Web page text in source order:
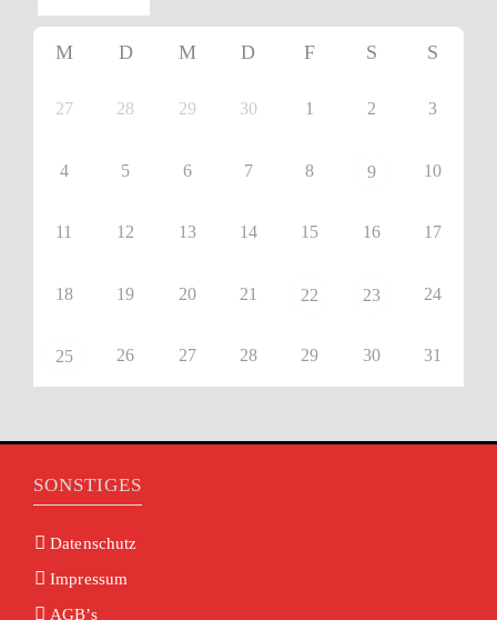
M D M D F S S
27 28 29 30 1 2 3
4 5 6 7 8 9 10
11 12 13 14 15 16 17
18 19 20 21 22 23 24
25 26 27 28 29 30 31
SONSTIGES
Datenschutz
Impressum
AGB’s